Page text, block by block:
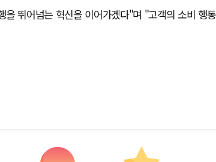
뛰어넘는 혁신을 이어가겠다"며 "고객의 소비 행